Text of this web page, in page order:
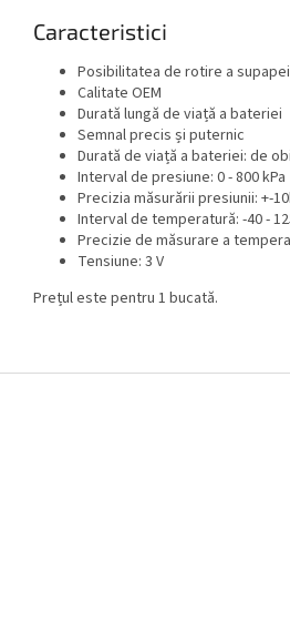
Caracteristici
Posibilitatea de rotire a supapei
Calitate OEM
Durată lungă de viață a bateriei
Semnal precis și puternic
Durată de viață a bateriei: de
Interval de presiune: 0 - 800 kPa
Precizia măsurării presiunii: +-
Interval de temperatură: -40 -
Precizie de măsurare a
Tensiune: 3 V
Prețul este pentru 1 bucată.